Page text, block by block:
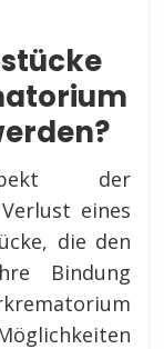
der
eines
die den
Bindung